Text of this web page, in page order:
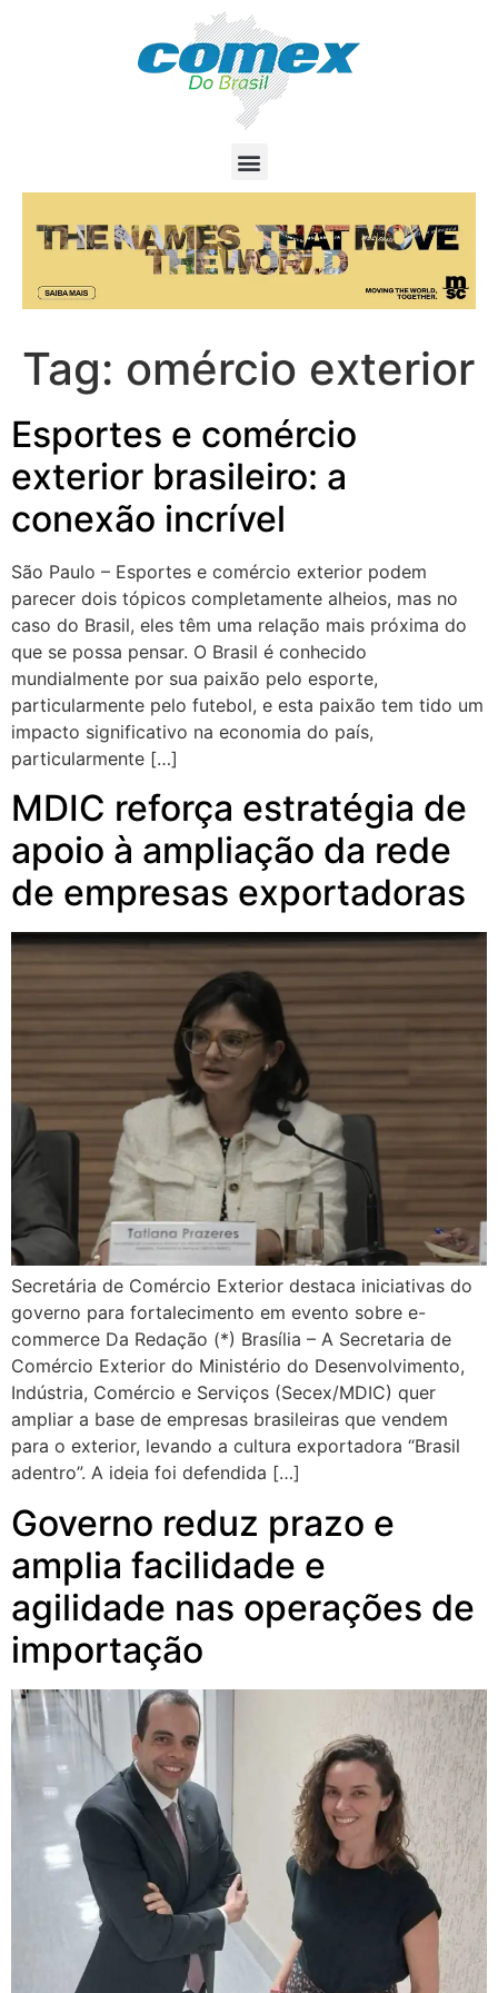
Tag: omércio exterior
Esportes e comércio
exterior brasileiro: a
conexão incrível
São Paulo – Esportes e comércio exterior podem
parecer dois tópicos completamente alheios, mas no
caso do Brasil, eles têm uma relação mais próxima do
que se possa pensar. O Brasil é conhecido
mundialmente por sua paixão pelo esporte,
particularmente pelo futebol, e esta paixão tem tido um
impacto significativo na economia do país,
particularmente […]
MDIC reforça estratégia de
apoio à ampliação da rede
de empresas exportadoras
Secretária de Comércio Exterior destaca iniciativas do
governo para fortalecimento em evento sobre e-
commerce Da Redação (*) Brasília – A Secretaria de
Comércio Exterior do Ministério do Desenvolvimento,
Indústria, Comércio e Serviços (Secex/MDIC) quer
ampliar a base de empresas brasileiras que vendem
para o exterior, levando a cultura exportadora “Brasil
adentro”. A ideia foi defendida […]
Governo reduz prazo e
amplia facilidade e
agilidade nas operações de
importação